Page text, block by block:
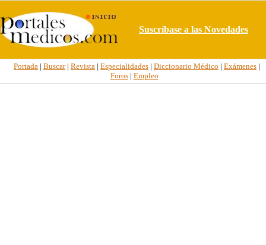
Suscríbase a las Novedades
Portada | Buscar| Revista | Especialidades | Diccionario Médico | Exámenes |
Foros| Empleo